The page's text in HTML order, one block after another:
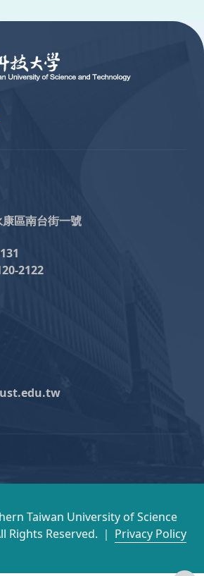
區南台街一號
2122
Taiwan University of Science
Rights Reserved. ｜ Privacy Policy